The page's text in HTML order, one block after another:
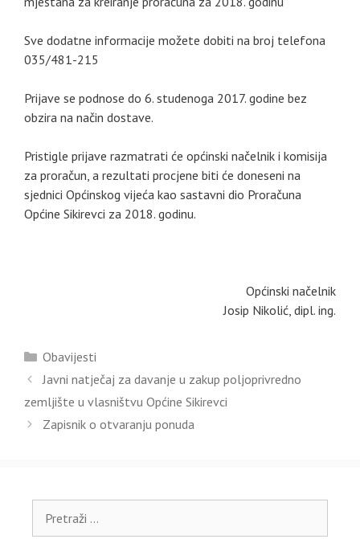
Sve dodatne informacije možete dobiti na broj telefona
035/481-215
Prijave se podnose do 6. studenoga 2017. godine bez
obzira na način dostave.
Pristigle prijave razmatrati će općinski načelnik i komisija
za proračun, a rezultati procjene biti će doneseni na
sjednici Općinskog vijeća kao sastavni dio Proračuna
Općine Sikirevci za 2018. godinu.
Općinski načelnik
Josip Nikolić, dipl. ing.
Kategorije
Obavijesti
Javni natječaj za davanje u zakup poljoprivredno
zemljište u vlasništvu Općine Sikirevci
Zapisnik o otvaranju ponuda